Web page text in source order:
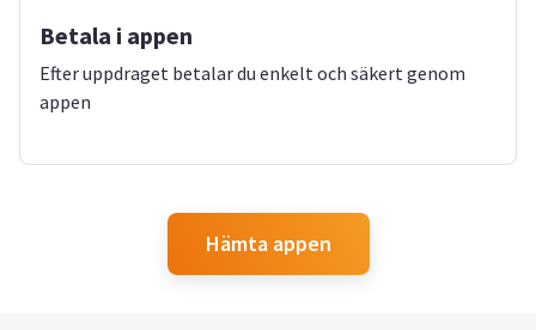
Betala i appen
Efter uppdraget betalar du enkelt och säkert genom
appen
Hämta appen